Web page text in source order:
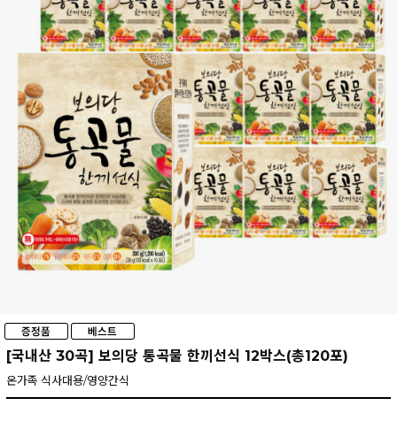
[국내산 30곡] 보의당 통곡물 한끼선식 12박스(총120포)
온가족 식사대용/영양간식